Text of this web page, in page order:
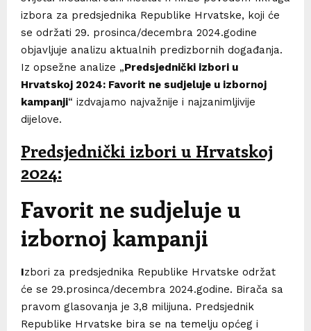
izbora za predsjednika Republike Hrvatske, koji će
se održati 29. prosinca/decembra 2024.godine
objavljuje analizu aktualnih predizbornih događanja.
Iz opsežne analize „Predsjednički izbori u
Hrvatskoj 2024: Favorit ne sudjeluje u izbornoj
kampanji“ izdvajamo najvažnije i najzanimljivije
dijelove.
Predsjednički izbori u Hrvatskoj
2024:
Favorit ne sudjeluje u
izbornoj kampanji
Izbori za predsjednika Republike Hrvatske održat
će se 29.prosinca/decembra 2024.godine. Birača sa
pravom glasovanja je 3,8 milijuna. Predsjednik
Republike Hrvatske bira se na temelju općeg i